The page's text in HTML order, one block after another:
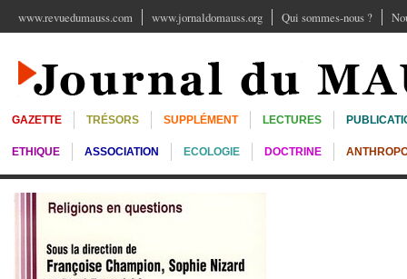
www.revuedumauss.com www.jornaldomauss.org Qui sommes-nous ?
GAZETTE TRÉSORS SUPPLÉMENT LECTURES
ETHIQUE ASSOCIATION ECOLOGIE DOCTRINE